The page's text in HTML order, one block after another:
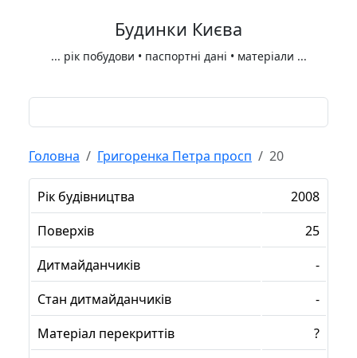
Будинки Києва
... рік побудови • паспортні дані • матеріали ...
Головна Григоренка Петра просп 20
Рік будівництва
2008
Поверхів
25
Дитмайданчиків
-
Стан дитмайданчиків
-
Матеріал перекриттів
?